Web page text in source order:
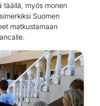
täällä, myös monen
Suomen
matkustamaan